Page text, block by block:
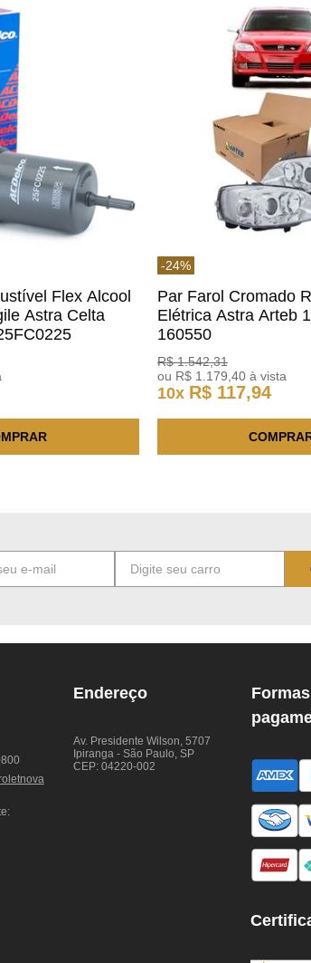
Flex Alcool
Astra Celta
-24%
Par Farol Cromado
Elétrica Astra Arteb
160550
R$ 1.542,31
ou R$ 1 179 ,40 à vista
10x R$ 117,94
Endereço
Av. Presidente Wilson, 5707
Ipiranga - São Paulo, SP
CEP: 04220-002